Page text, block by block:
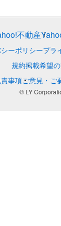
不動産
ーポリシープラ
規約掲載希望
事項ご意見・ご
© LY